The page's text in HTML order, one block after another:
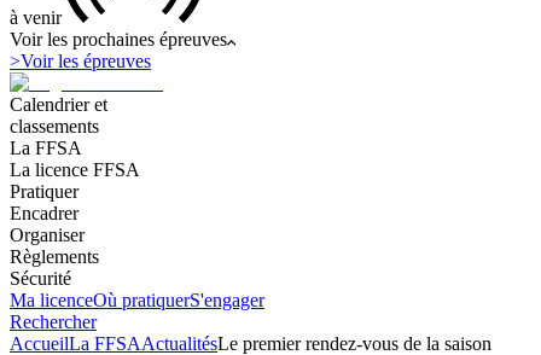
à venir
Voir les prochaines épreuves
>Voir les épreuves
Calendrier et
classements
La FFSA
La licence FFSA
Pratiquer
Encadrer
Organiser
Règlements
Sécurité
Ma licenceOù pratiquerS'engager
Rechercher
AccueilLa FFSAActualitésLe premier rendez-vous de la saison